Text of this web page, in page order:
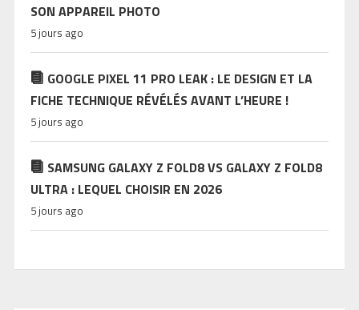
SON APPAREIL PHOTO
5 jours ago
GOOGLE PIXEL 11 PRO LEAK : LE DESIGN ET LA
FICHE TECHNIQUE RÉVÉLÉS AVANT L’HEURE !
5 jours ago
SAMSUNG GALAXY Z FOLD8 VS GALAXY Z FOLD8
ULTRA : LEQUEL CHOISIR EN 2026
5 jours ago